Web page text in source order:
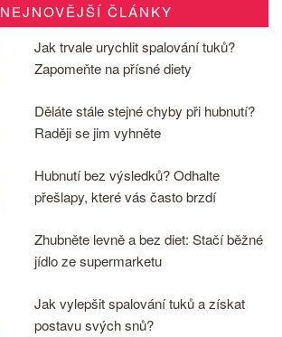
NEJNOVĚJŠÍ ČLÁNKY
Jak trvale urychlit spalování tuků?
Zapomeňte na přísné diety
Děláte stále stejné chyby při hubnutí?
Raději se jim vyhněte
Hubnutí bez výsledků? Odhalte
přešlapy, které vás často brzdí
Zhubněte levně a bez diet: Stačí běžné
jídlo ze supermarketu
Jak vylepšit spalování tuků a získat
postavu svých snů?